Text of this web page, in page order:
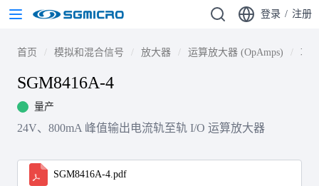
登录 / 注册
首页 模拟和混合信号 放大器 运算放大器 (OpAmps) 功
SGM8416A-4
量产
24V、800mA 峰值输出电流轨至轨 I/O 运算放大器
SGM8416A-4.pdf